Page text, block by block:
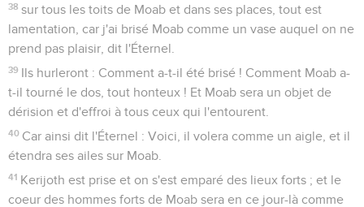
38 sur tous les toits de Moab et dans ses places, tout est
lamentation, car j'ai brisé Moab comme un vase auquel on ne
prend pas plaisir, dit l'Éternel.
39 Ils hurleront : Comment a-t-il été brisé ! Comment Moab a-
t-il tourné le dos, tout honteux ! Et Moab sera un objet de
dérision et d'effroi à tous ceux qui l'entourent.
40 Car ainsi dit l'Éternel : Voici, il volera comme un aigle, et il
étendra ses ailes sur Moab.
41 Kerijoth est prise et on s'est emparé des lieux forts ; et le
coeur des hommes forts de Moab sera en ce jour-là comme